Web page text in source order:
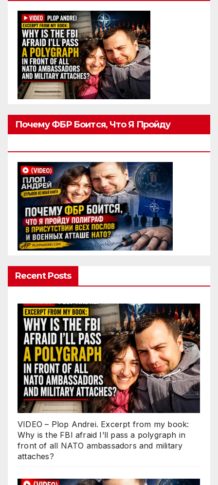
Почему ФБР Боится, Что Я Пройду
Recent Posts
VIDEO – Plop Andrei. Excerpt from my book:
Why is the FBI afraid I’ll pass a polygraph in
front of all NATO ambassadors and military
attaches?